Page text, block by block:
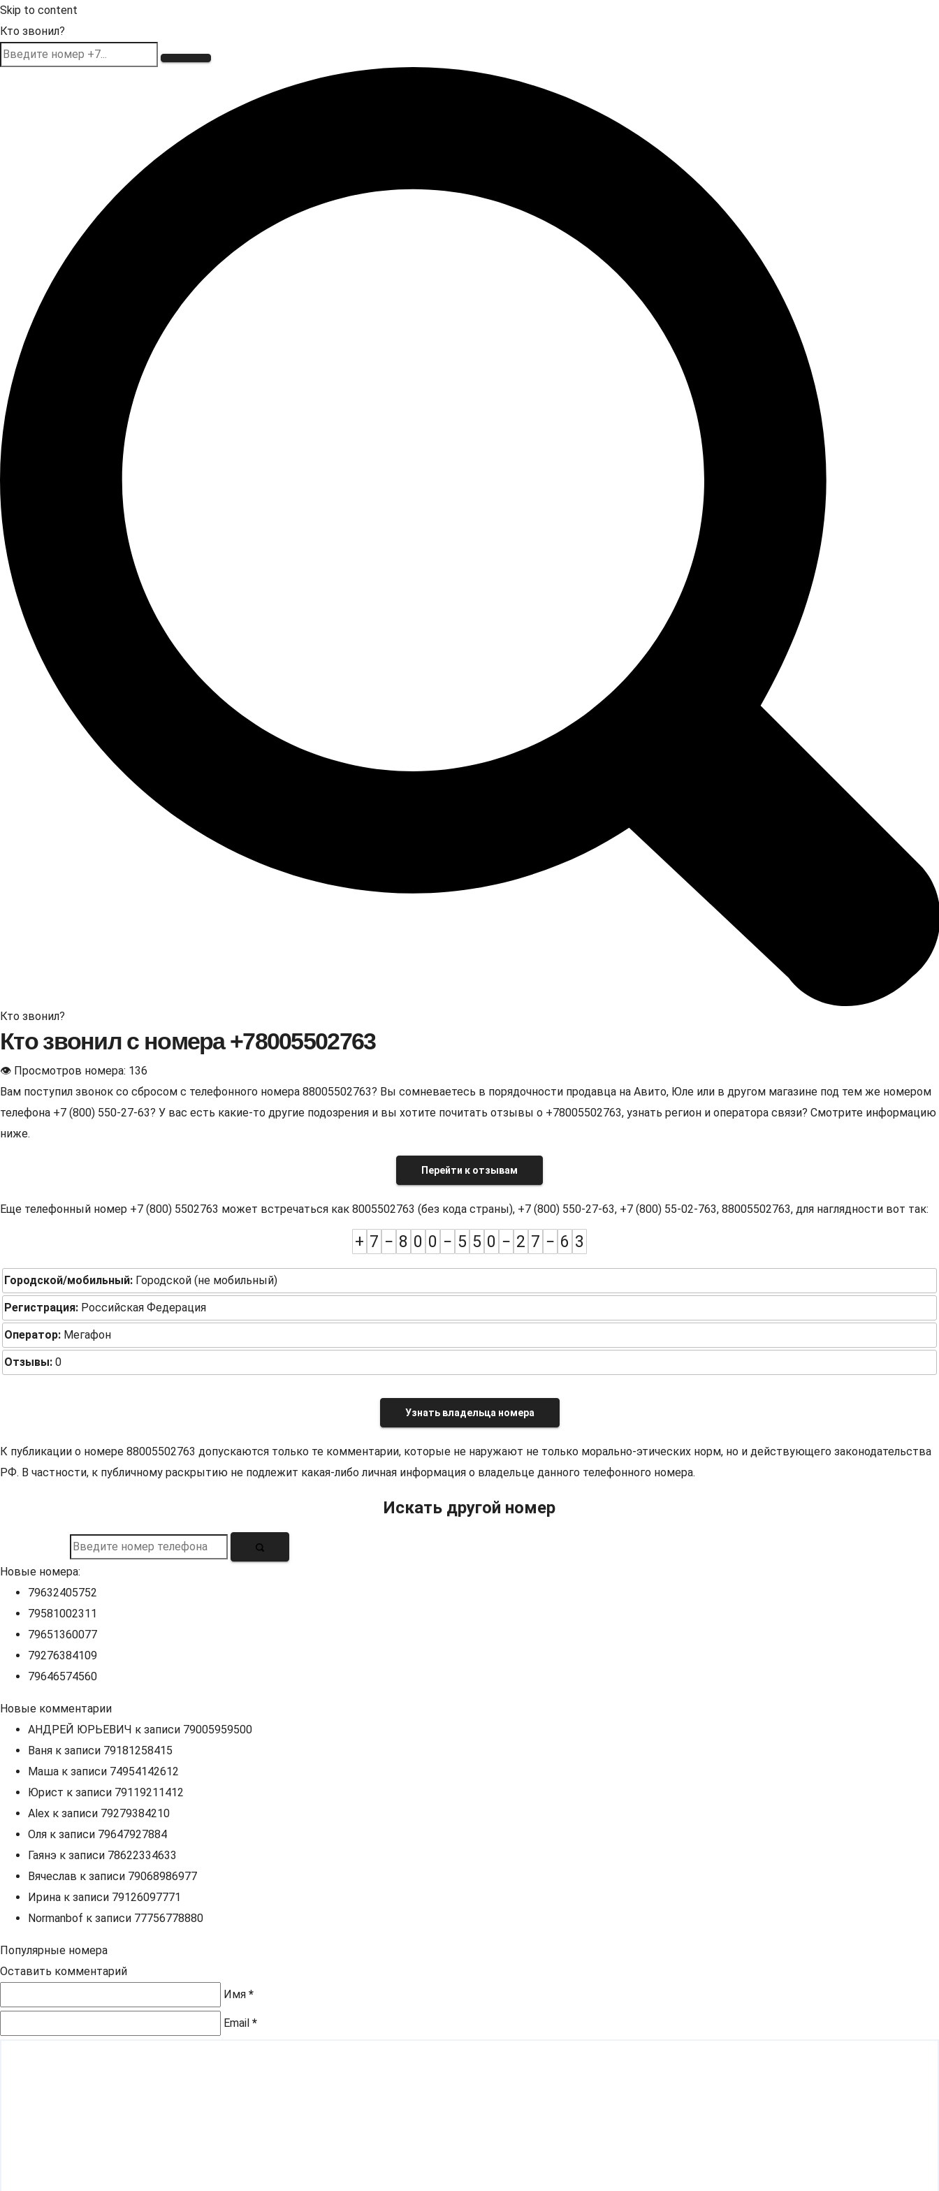
Skip to content
Кто звонил?
Кто звонил?
Кто звонил с номера +78005502763
👁 Просмотров номера: 136
Вам поступил звонок со сбросом с телефонного номера 88005502763? Вы сомневаетесь в порядочности продавца на Авито, Юле или в другом магазине под тем же номером
телефона +7 (800) 550-27-63? У вас есть какие-то другие подозрения и вы хотите почитать отзывы о +78005502763, узнать регион и оператора связи? Смотрите информацию
ниже.
Перейти к отзывам
Еще телефонный номер +7 (800) 5502763 может встречаться как 8005502763 (без кода страны), +7 (800) 550-27-63, +7 (800) 55-02-763, 88005502763, для наглядности вот так:
+ 7 − 8 0 0 − 5 5 0 − 2 7 − 6 3
Городской/мобильный: Городской (не мобильный)
Регистрация: Российская Федерация
Оператор: Мегафон
Отзывы: 0
Узнать владельца номера
К публикации о номере 88005502763 допускаются только те комментарии, которые не наружают не только морально-этических норм, но и действующего законодательства
РФ. В частности, к публичному раскрытию не подлежит какая-либо личная информация о владельце данного телефонного номера.
Искать другой номер
Новые номера:
79632405752
79581002311
79651360077
79276384109
79646574560
Новые комментарии
АНДРЕЙ ЮРЬЕВИЧ к записи 79005959500
Ваня к записи 79181258415
Маша к записи 74954142612
Юрист к записи 79119211412
Alex к записи 79279384210
Оля к записи 79647927884
Гаянэ к записи 78622334633
Вячеслав к записи 79068986977
Ирина к записи 79126097771
Normanbof к записи 77756778880
Популярные номера
Оставить комментарий
Имя *
Email *